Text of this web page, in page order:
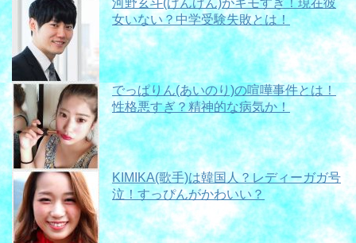
女いない？中学受験失敗とは！
でっぱりん(あいのり)の喧嘩事件とは！
性格悪すぎ？精神的な病気か！
KIMIKA(歌手)は韓国人？レディーガガ号
泣！すっぴんがかわいい？